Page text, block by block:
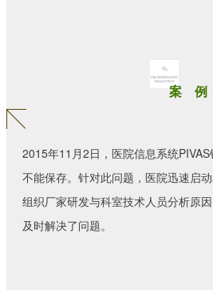
案 例
2015年11月2日，医院信息系统
不能保存。针对此问题，医院迅速启
组织厂家研发与科室技术人员分析原
及时解决了问题。